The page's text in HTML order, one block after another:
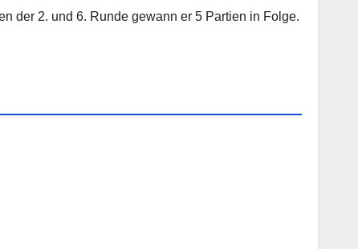
der 2. und 6. Runde gewann er 5 Partien in Folge.